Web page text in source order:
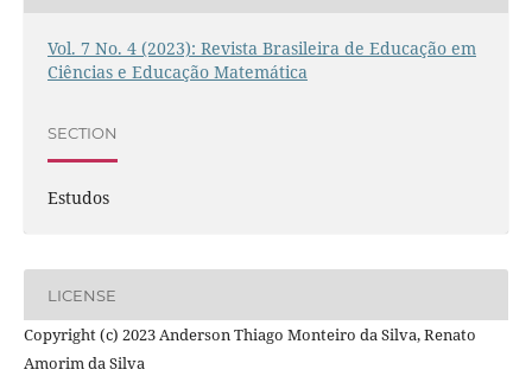
Vol. 7 No. 4 (2023): Revista Brasileira de Educação em
Ciências e Educação Matemática
SECTION
Estudos
LICENSE
Copyright (c) 2023 Anderson Thiago Monteiro da Silva, Renato
Amorim da Silva